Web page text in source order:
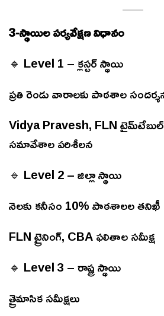
3-స్థాయిల పర్యవేక్షణ విధానం
🔹 Level 1 – క్లస్టర్ స్థాయి
ప్రతి రెండు వారాలకు పాఠశాల
Vidya Pravesh, FLN
సమావేశాల పరిశీలన
🔹 Level 2 – జిల్లా స్థాయి
నెలకు కనీసం 10% పాఠశాలల తనిఖీ
FLN ట్రైనింగ్, CBA ఫలితాల సమీక్ష
🔹 Level 3 – రాష్ట్ర స్థాయి
త్రైమాసిక సమీక్షలు